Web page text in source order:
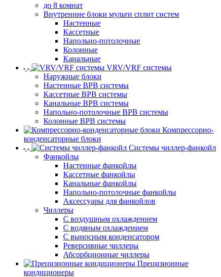
до 8 комнат
Внутренние блоки мульти сплит систем
Настенные
Кассетные
Напольно-потолочные
Колонные
Канальные
VRV/VRF системы
Наружные блоки
Настенные ВРВ системы
Кассетные ВРВ системы
Канальные ВРВ системы
Напольно-потолочные ВРВ системы
Колонные ВРВ системы
Компрессорно-
конденсаторные блоки
Системы чиллер-фанкойл
Фанкойлы
Настенные фанкойлы
Кассетные фанкойлы
Канальные фанкойлы
Напольно-потолочные фанкойлы
Аксессуары для фанкойлов
Чиллеры
С воздушным охлаждением
С водяным охлаждением
С выносным конденсатором
Реверсивные чиллеры
Абсорбционные чиллеры
Прецизионные
кондиционеры